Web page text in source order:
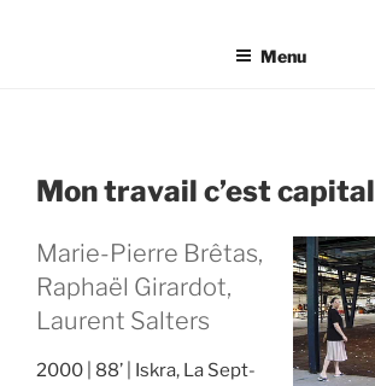
Menu
Mon travail c’est capital
Marie-Pierre Brêtas,
Raphaël Girardot,
Laurent Salters
2000 88’
Iskra, La Sept-